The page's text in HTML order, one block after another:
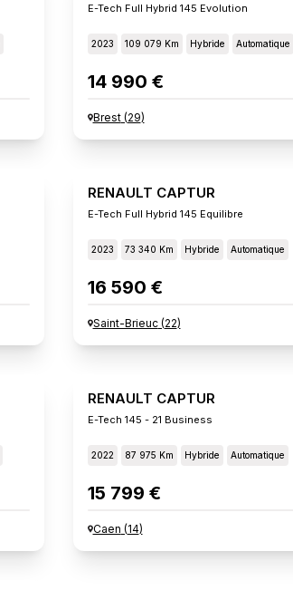
E-Tech Full Hybrid 145 Evolution
2023 109 079 Km Hybride Automatique
14 990 €
Brest(29)
RENAULT CAPTUR
E-Tech Full Hybrid 145 Equilibre
2023 73 340 Km Hybride Automatique
16 590 €
Saint-Brieuc(22)
RENAULT CAPTUR
E-Tech 145 - 21 Business
2022 87 975 Km Hybride Automatique
15 799 €
Caen (14)